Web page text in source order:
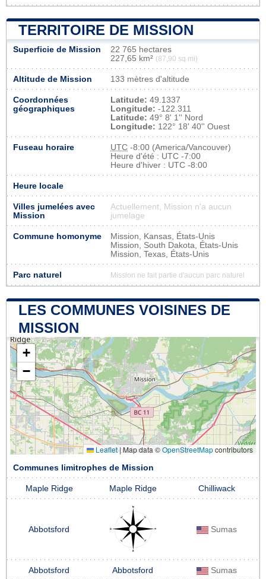
TERRITOIRE DE MISSION
Superficie de Mission
22 765 hectares
227,65 km² (87,90 sq mi)
Altitude de Mission 133 mètres d'altitude
Coordonnées
géographiques
Latitude: 49.1337
Longitude: -122.311
Latitude: 49° 8' 1'' Nord
Longitude: 122° 18' 40'' Ouest
Fuseau horaire UTC -8:00 (America/Vancouver)
Heure d'été : UTC -7:00
Heure d'hiver : UTC -8:00
Heure locale
Villes jumelées avec
Mission
Actuellement, Mission n'a aucun
jumelage
Commune homonyme
Mission, Kansas, États-Unis
Mission, South Dakota, États-Unis
Mission, Texas, États-Unis
Parc naturel Mission ne fait partie d'aucun parc naturel
LES COMMUNES VOISINES DE
MISSION
+
−
Leaflet|Map data ©OpenStreetMapcontributors
Communes limitrophes de Mission
Maple Ridge Maple Ridge Chilliwack
Abbotsford Sumas
Abbotsford Abbotsford Sumas